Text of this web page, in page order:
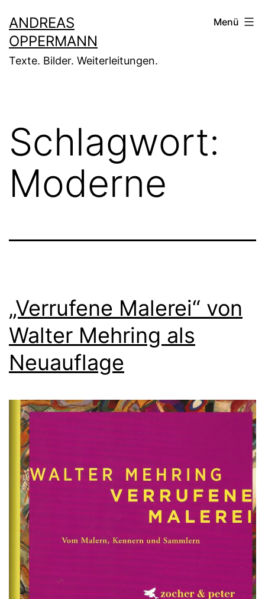
Inhalt
springen
ANDREAS
OPPERMANN
Texte. Bilder. Weiterleitungen.
Menü
Schlagwort:
Moderne
„Verrufene Malerei“ von
Walter Mehring als
Neuauflage